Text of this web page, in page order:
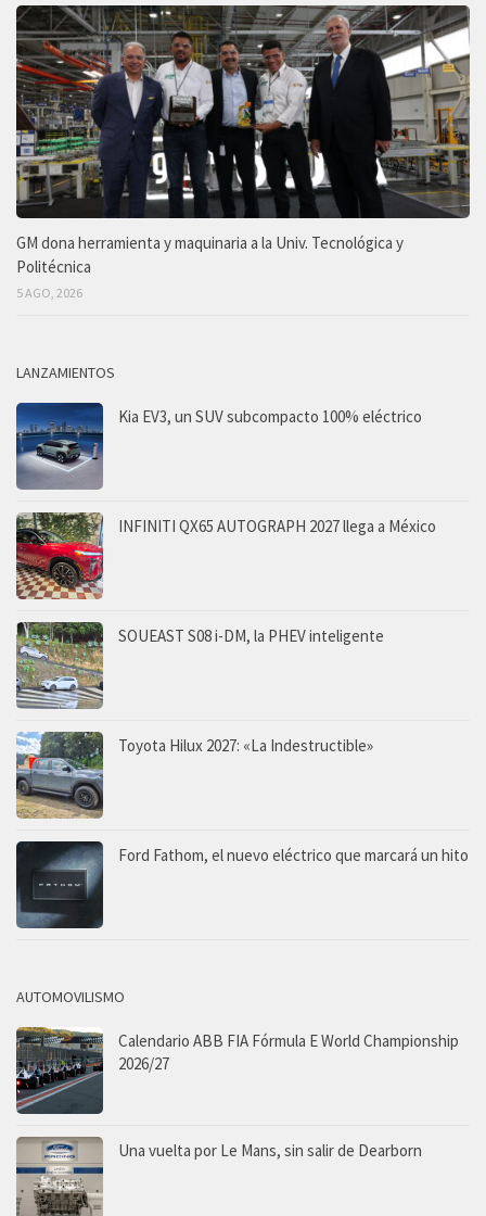
GM dona herramienta y maquinaria a la Univ. Tecnológica y
Politécnica
5 AGO, 2026
LANZAMIENTOS
Kia EV3, un SUV subcompacto 100% eléctrico
INFINITI QX65 AUTOGRAPH 2027 llega a México
SOUEAST S08 i-DM, la PHEV inteligente
Toyota Hilux 2027: «La Indestructible»
Ford Fathom, el nuevo eléctrico que marcará un hito
AUTOMOVILISMO
Calendario ABB FIA Fórmula E World Championship
2026/27
Una vuelta por Le Mans, sin salir de Dearborn